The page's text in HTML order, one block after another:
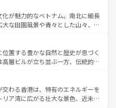
ーツなど、バラエティ豊かな料理
なお、新着の台湾情報は コンテンツ一覧を参
四季折々の自然美を楽しむことが
や焼肉、絶品のストリートフード
料理が待っている。夜には、韓国な
韓国の多彩な魅力を心ゆくまで味
ってみてほしい。 なお、新着の韓国情報はコンテンツ一
化が魅力的なベトナム。南北に細長
大な田園風景や青々とした山々、世
息づく。ハノイの古い町並みやホ
治時代の建物も、独特の雰囲気を
バラエティの豊かさとおいしさで
ー、ベトナムコーヒーなどは、ぜ
の地域を訪れてもあたたかい人々
ので、きっと忘れられない旅にな
置する豊かな自然と歴史が息づく
層ビルが立ち並ぶ一方、伝統的な
北部ではチェンマイなどの山岳地
部ではプーケットやクラビの美し
を楽しむことができる。タイ料理
わる香港は、特有のエネルギーを
ア湾に広がる壮大な景色、近未来